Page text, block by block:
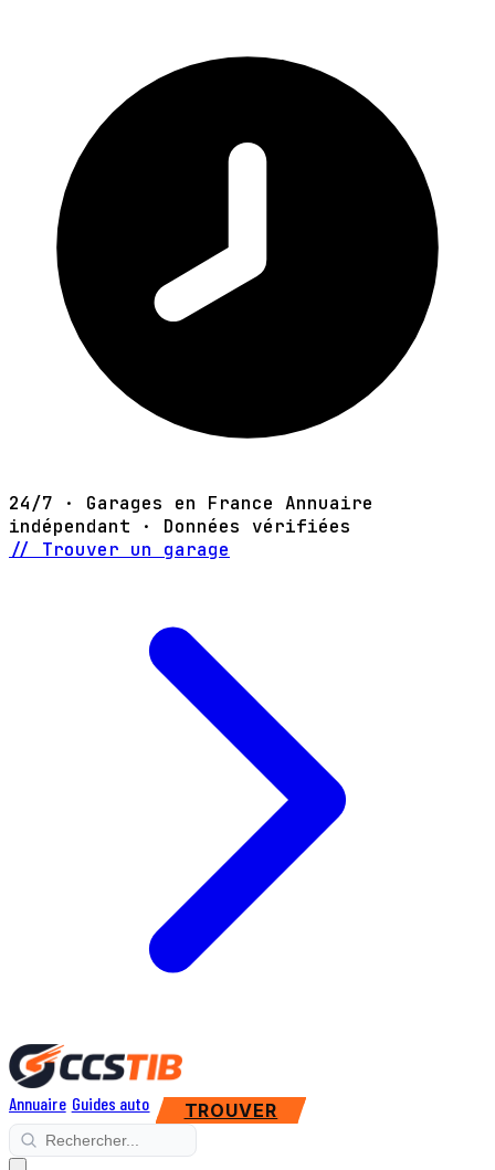
24/7 · Garages en France Annuaire
indépendant · Données vérifiées
// Trouver un garage
Annuaire Guides auto TROUVER